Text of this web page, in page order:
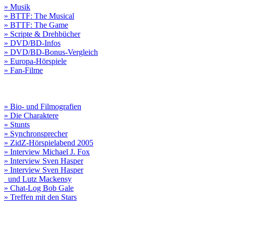
» Musik
» BTTF: The Musical
» BTTF: The Game
» Scripte & Drehbücher
» DVD/BD-Infos
» DVD/BD-Bonus-Vergleich
» Europa-Hörspiele
» Fan-Filme
» Bio- und Filmografien
» Die Charaktere
» Stunts
» Synchronsprecher
» ZidZ-Hörspielabend 2005
» Interview Michael J. Fox
» Interview Sven Hasper
» Interview Sven Hasper
und Lutz Mackensy
» Chat-Log Bob Gale
» Treffen mit den Stars